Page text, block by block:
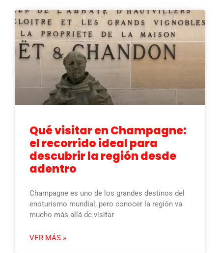
Qué visitar en Champagne:
el recorrido ideal para
descubrir la región desde
adentro
Champagne es uno de los grandes destinos del
enoturismo mundial, pero conocer la región va
mucho más allá de visitar
VER MÁS »